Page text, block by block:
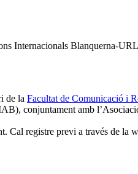
Internacionals Blanquerna-
de la Facultat de Comunicació i
conjuntament amb
Cal registre previ a través de la